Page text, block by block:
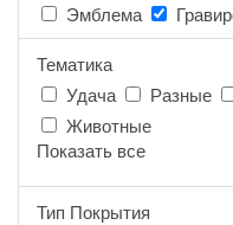
Эмблема
Тематика
Удача
Разные
Животные
Показать все
Тип Покрытия